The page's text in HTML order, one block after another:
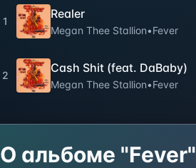
1
Realer
Megan Thee Stallion•Fever
2
Cash Shit (feat. DaBaby)
Megan Thee Stallion•Fever
О альбоме "Fever"